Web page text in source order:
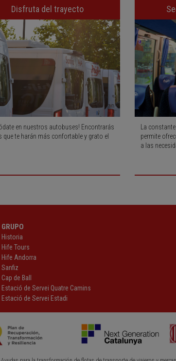
Disfruta del trayecto
en nuestros autobuses! Encontrarás
que te harán más confortable y grato el
La
permite
a las
GRUPO
Historia
Hife Tours
Hife Andorra
Sanfiz
Cap de Ball
Estació de Servei Quatre Camins
Estació de Servei Estadi